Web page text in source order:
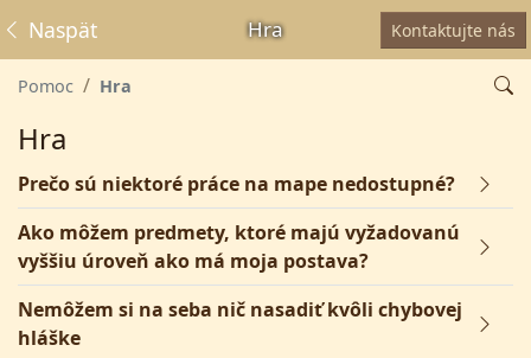
Hra
Naspäť Kontaktujte nás
Pomoc Hra
Hra
Prečo sú niektoré práce na mape nedostupné?
Ako môžem predmety, ktoré majú vyžadovanú
vyššiu úroveň ako má moja postava?
Nemôžem si na seba nič nasadiť kvôli chybovej
hláške